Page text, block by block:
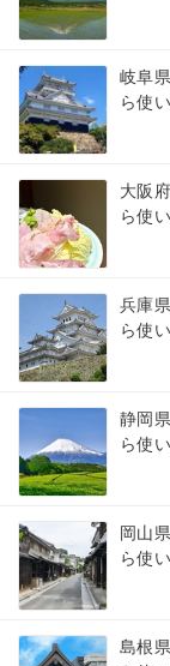
岐阜
ら使
大阪
ら使
兵庫
ら使
静岡
ら使
岡山
ら使
島根